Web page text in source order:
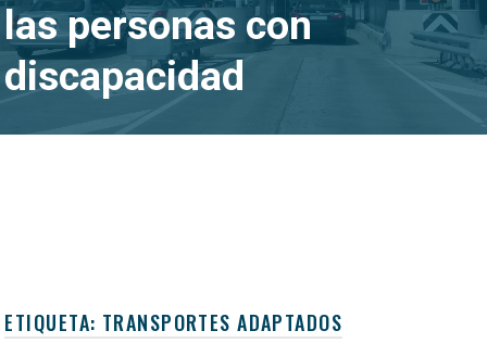
las personas con
discapacidad
ETIQUETA: TRANSPORTES ADAPTADOS